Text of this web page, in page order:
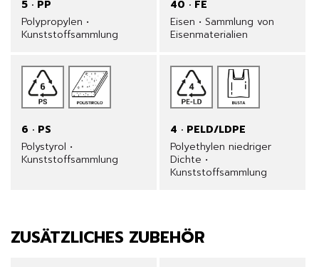
5 · PP
Polypropylen •
Kunststoffsammlung
40 · FE
Eisen • Sammlung von
Eisenmaterialien
6 · PS
Polystyrol •
Kunststoffsammlung
4 · PELD/LDPE
Polyethylen niedriger
Dichte •
Kunststoffsammlung
ZUSÄTZLICHES ZUBEHÖR